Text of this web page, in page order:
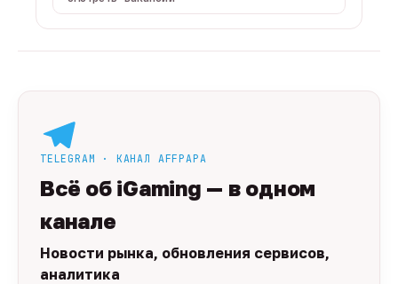
TELEGRAM · КАНАЛ AFFPAPA
Всё об iGaming — в одном
канале
Новости рынка, обновления сервисов,
аналитика